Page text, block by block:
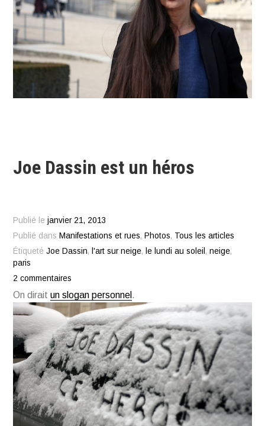
Joe Dassin est un héros
Publié lejanvier 21, 2013
Publié dans Manifestations et rues, Photos, Tous les articles
ÉtiquetéJoe Dassin, l'art sur neige, le lundi au soleil ,neige,
paris
2 commentaires
On diraitun slogan personnel .